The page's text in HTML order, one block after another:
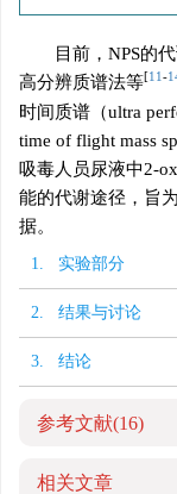
目前，NPS的
高分辨质谱法等[11 -
时间质谱（ultra
time of flight mass
吸毒人员尿液中2-
能的代谢途径，旨
据。
1. 实验部分
2. 结果与讨论
3. 结论
参考文献(16)
相关文章